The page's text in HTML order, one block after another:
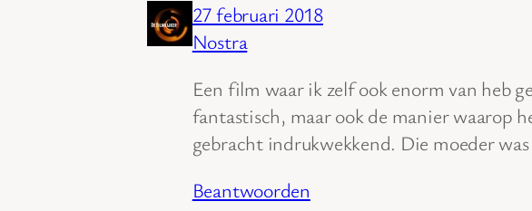
27 februari 2018
Nostra
Een film waar ik zelf ook enorm van heb
fantastisch, maar ook de manier waarop
gebracht indrukwekkend. Die moeder
Beantwoorden